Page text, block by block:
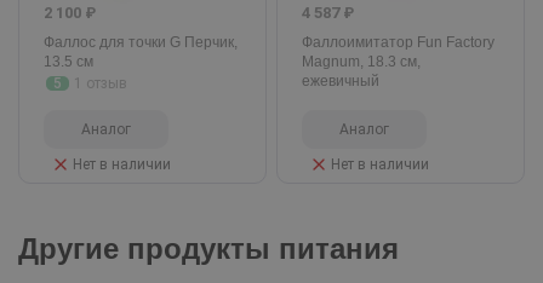
2 100 ₽
Фаллос для точки G Перчик,
13.5 см
5
1 отзыв
Аналог
Нет в наличии
4 587 ₽
Фаллоимитатор Fun Factory
Magnum, 18.3 см,
ежевичный
Аналог
Нет в наличии
Другие продукты питания